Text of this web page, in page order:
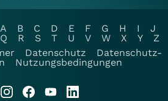
A B C D E F G H I
J
Q R S T U V W X Y
Z
Datenschutz
Datenschutz-
Nutzungsbedingungen